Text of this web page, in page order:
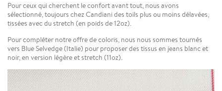
Pour ceux qui cherchent le confort avant tout, nous avons
sélectionné, toujours chez Candiani des toils plus ou moins délavées,
tissées avec du stretch (en poids de 12oz).
Pour compléter notre offre de coloris, nous nous sommes tournés
vers Blue Selvedge (Italie) pour proposer des tissus en jeans blanc et
noir, en version légère et stretch (11oz).